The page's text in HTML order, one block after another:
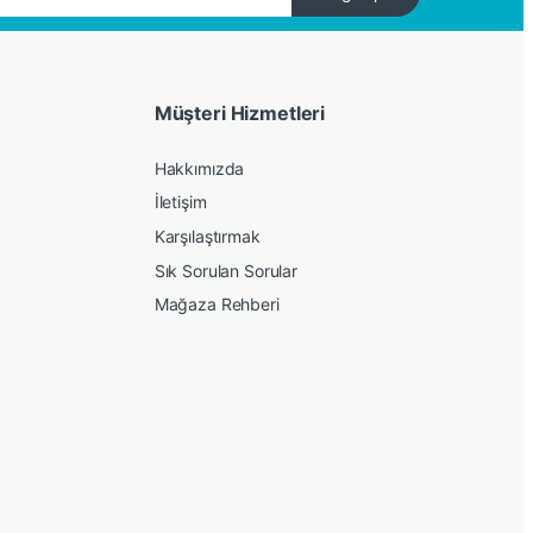
Müşteri Hizmetleri
Hakkımızda
İletişim
Karşılaştırmak
Sık Sorulan Sorular
Mağaza Rehberi